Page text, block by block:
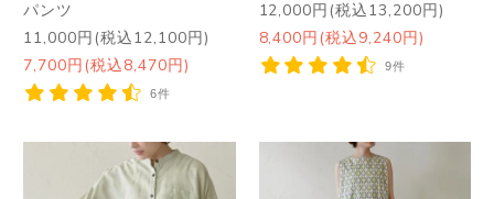
パンツ
11,000円(税込12,100円)
7,700円(税込8,470円)
6件
12,000円(税込13,200円)
8,400円(税込9,240円)
9件